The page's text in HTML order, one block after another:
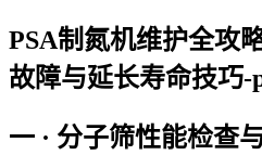
PSA制氮机维护全攻
故障与延长寿命技巧-
一 · 分子筛性能检查